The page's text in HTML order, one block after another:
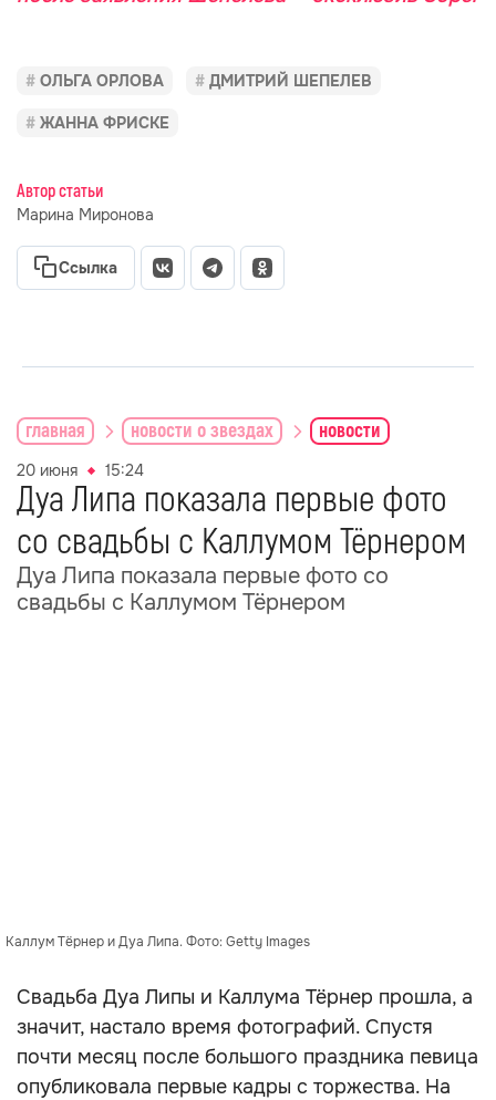
ОЛЬГА ОРЛОВА ДМИТРИЙ ШЕПЕЛЕВ
ЖАННА ФРИСКЕ
Автор статьи
Марина Миронова
Ссылка
главная новости о звездах новости
20 июня 15:24
Дуа Липа показала первые фото
со свадьбы с Каллумом Тёрнером
Дуа Липа показала первые фото со
свадьбы с Каллумом Тёрнером
Каллум Тёрнер и Дуа Липа. Фото: Getty Images
Свадьба Дуа Липы и Каллума Тёрнер прошла, а
значит, настало время фотографий. Спустя
почти месяц после большого праздника певица
опубликовала первые кадры с торжества. На